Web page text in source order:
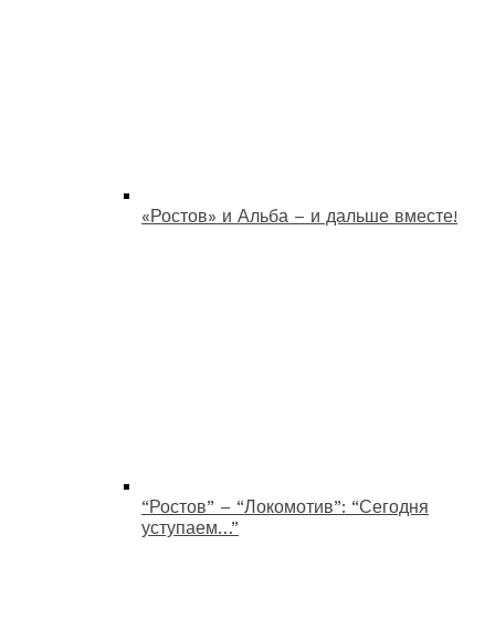
«Ростов» и Альба – и дальше вместе!
“Ростов” – “Локомотив”: “Сегодня
уступаем…”